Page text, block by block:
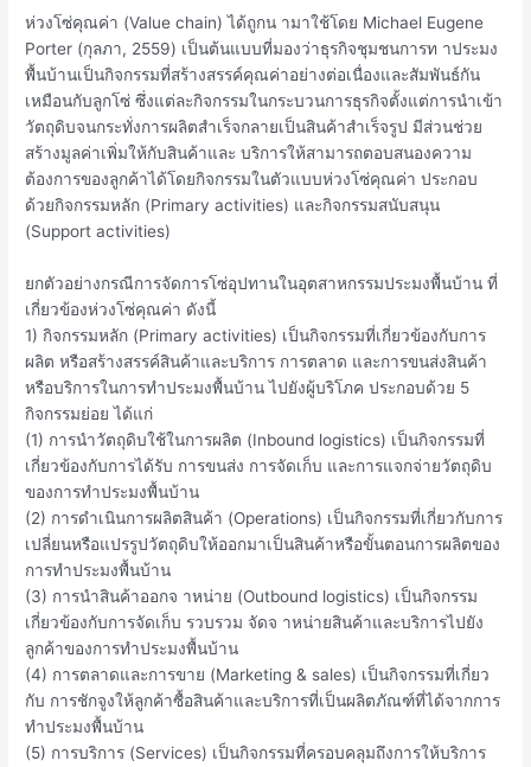
ห่วงโซ่คุณค่า (Value chain) ได้ถูกน ามาใช้โดย Michael Eugene
Porter (กุลภา, 2559) เป็นต้นแบบที่มองว่าธุรกิจชุมชนการท าประมง
พื้นบ้านเป็นกิจกรรมที่สร้างสรรค์คุณค่าอย่างต่อเนื่องและสัมพันธ์กัน
เหมือนกับลูกโซ่ ซึ่งแต่ละกิจกรรมในกระบวนการธุรกิจตั้งแต่การนำเข้า
วัตถุดิบจนกระทั่งการผลิตสำเร็จกลายเป็นสินค้าสำเร็จรูป มีส่วนช่วย
สร้างมูลค่าเพิ่มให้กับสินค้าและ บริการให้สามารถตอบสนองความ
ต้องการของลูกค้าได้โดยกิจกรรมในตัวแบบห่วงโซ่คุณค่า ประกอบ
ด้วยกิจกรรมหลัก (Primary activities) และกิจกรรมสนับสนุน
(Support activities)
ยกตัวอย่างกรณีการจัดการโซ่อุปทานในอุตสาหกรรมประมงพื้นบ้าน ที่
เกี่ยวข้องห่วงโซ่คุณค่า ดังนี้
1) กิจกรรมหลัก (Primary activities) เป็นกิจกรรมที่เกี่ยวข้องกับการ
ผลิต หรือสร้างสรรค์สินค้าและบริการ การตลาด และการขนส่งสินค้า
หรือบริการในการทำประมงพื้นบ้าน ไปยังผู้บริโภค ประกอบด้วย 5
กิจกรรมย่อย ได้แก่
(1) การนำวัตถุดิบใช้ในการผลิต (Inbound logistics) เป็นกิจกรรมที่
เกี่ยวข้องกับการได้รับ การขนส่ง การจัดเก็บ และการแจกจ่ายวัตถุดิบ
ของการทำประมงพื้นบ้าน
(2) การดำเนินการผลิตสินค้า (Operations) เป็นกิจกรรมที่เกี่ยวกับการ
เปลี่ยนหรือแปรรูปวัตถุดิบให้ออกมาเป็นสินค้าหรือขั้นตอนการผลิตของ
การทำประมงพื้นบ้าน
(3) การนำสินค้าออกจ าหน่าย (Outbound logistics) เป็นกิจกรรม
เกี่ยวข้องกับการจัดเก็บ รวบรวม จัดจ าหน่ายสินค้าและบริการไปยัง
ลูกค้าของการทำประมงพื้นบ้าน
(4) การตลาดและการขาย (Marketing & sales) เป็นกิจกรรมที่เกี่ยว
กับ การชักจูงให้ลูกค้าซื้อสินค้าและบริการที่เป็นผลิตภัณฑ์ที่ได้จากการ
ทำประมงพื้นบ้าน
(5) การบริการ (Services) เป็นกิจกรรมที่ครอบคลุมถึงการให้บริการ